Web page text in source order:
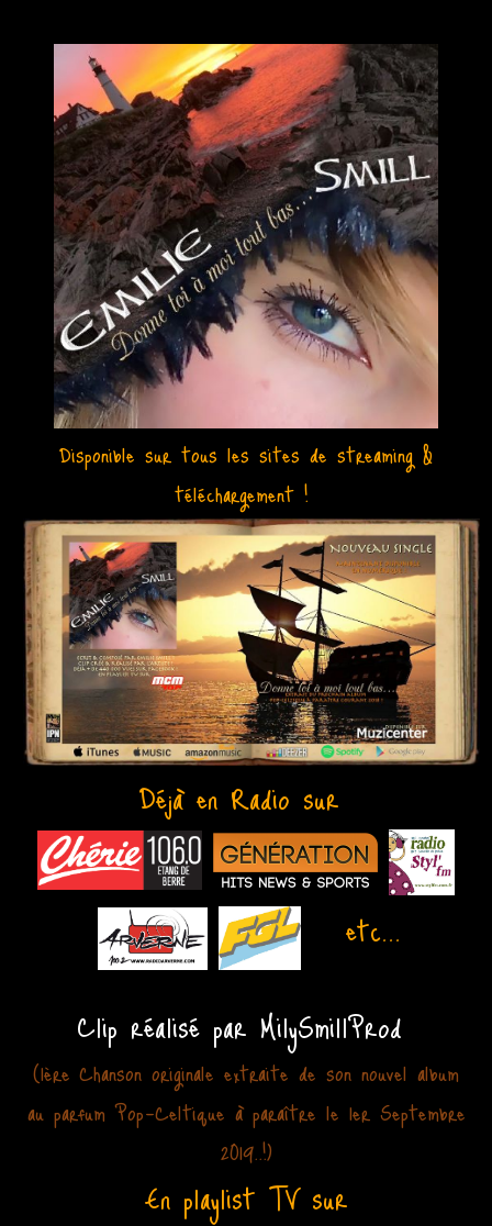
Disponible sur tous les sites de streaming &
téléchargement !
Déjà en Radio sur
etc...
Clip réalisé par MilySmillProd
(1ère Chanson originale extraite de son nouvel album
au parfum Pop-Celtique à paraître le 1er Septembre
2019..!)
En playlist TV sur